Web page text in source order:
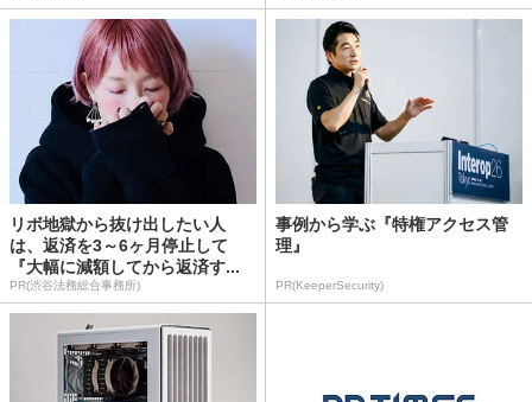
リボ地獄から抜け出したい人
は、返済を3～6ヶ月停止して
『大幅に減額してから返済す...
PR(渋谷法務総合事務所)
事例から学ぶ『特権アクセス管
理』
PR(KeeperSecurity)